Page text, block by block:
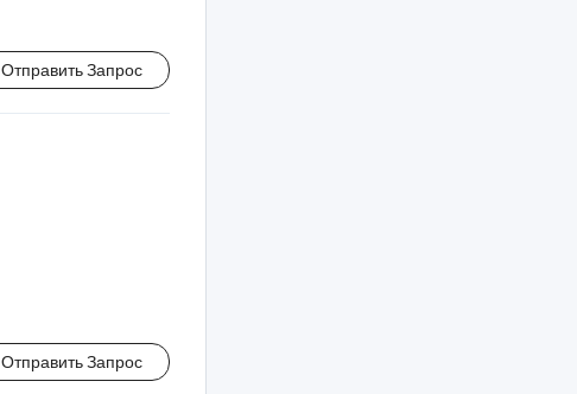
Отправить Запрос
Отправить Запрос